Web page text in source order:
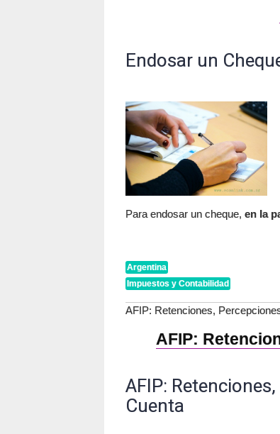
Endosar un
Para endosar un cheque, en la
Argentina
Impuestos y Contabilidad
AFIP: Retenciones,
AFIP:
AFIP:
Cuenta